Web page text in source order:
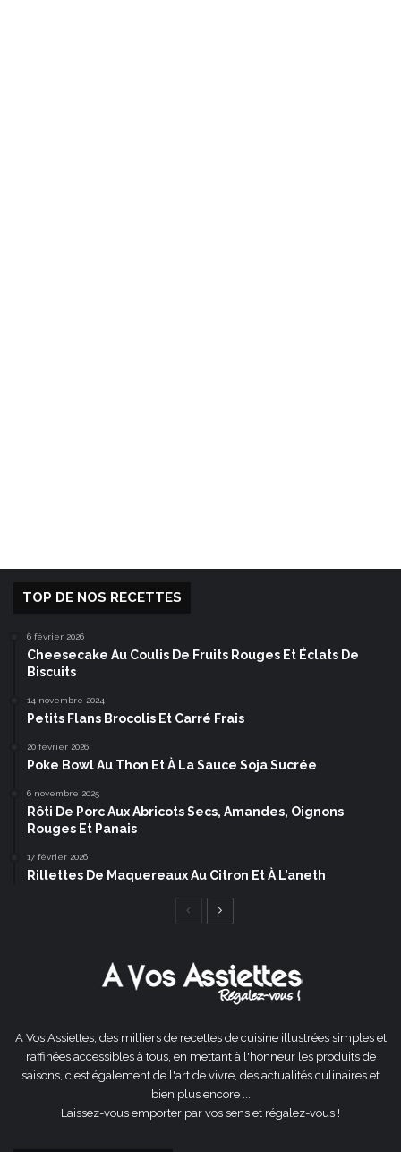
TOP DE NOS RECETTES
6 février 2026
Cheesecake Au Coulis De Fruits Rouges Et Éclats De
Biscuits
14 novembre 2024
Petits Flans Brocolis Et Carré Frais
20 février 2026
Poke Bowl Au Thon Et À La Sauce Soja Sucrée
6 novembre 2025
Rôti De Porc Aux Abricots Secs, Amandes, Oignons
Rouges Et Panais
17 février 2026
Rillettes De Maquereaux Au Citron Et À L’aneth
Page
A Vos Assiettes, des milliers de recettes de cuisine illustrées simples et
raffinées accessibles à tous, en mettant à l'honneur les produits de
saisons, c'est également de l'art de vivre, des actualités culinaires et
bien plus encore ...
Laissez-vous emporter par vos sens et régalez-vous !